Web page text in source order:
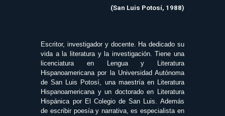
(San Luis Potosí, 1988)
Escritor, investigador y docente. Ha dedicado su
vida a la literatura y la investigación. Tiene una
licenciatura en Lengua y Literatura
Hispanoamericana por la Universidad Autónoma
de San Luis Potosí, una maestría en Literatura
Hispanoamericana y un doctorado en Literatura
Hispánica por El Colegio de San Luis. Además
de escribir poesía y narrativa, es especialista en